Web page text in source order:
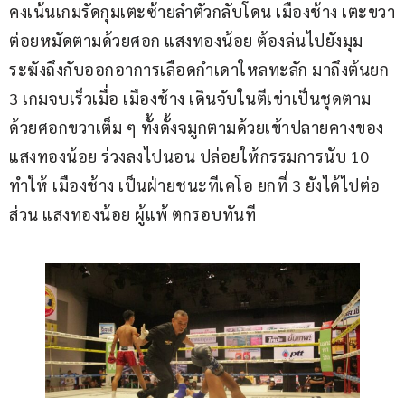
คงเน้นเกมรัดกุมเตะซ้ายลำตัวกลับโดน เมืองช้าง เตะขวา
ต่อยหมัดตามด้วยศอก แสงทองน้อย ต้องล่นไปยังมุม
ระฆังถึงกับออกอาการเลือดกำเดาใหลทะลัก มาถึงต้นยก
3 เกมจบเร็วเมื่อ เมืองช้าง เดินจับในตีเข่าเป็นชุดตาม
ด้วยศอกขวาเต็ม ๆ ทั้งดั้งจมูกตามด้วยเข้าปลายคางของ
แสงทองน้อย ร่วงลงไปนอน ปล่อยให้กรรมการนับ 10
ทำให้ เมืองช้าง เป็นฝ่ายชนะทีเคโอ ยกที่ 3 ยังได้ไปต่อ
ส่วน แสงทองน้อย ผู้แพ้ ตกรอบทันที